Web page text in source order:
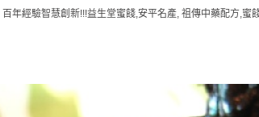
年經驗智慧創新!!!益生堂蜜餞,安平名產, 祖傳中藥配方,蜜